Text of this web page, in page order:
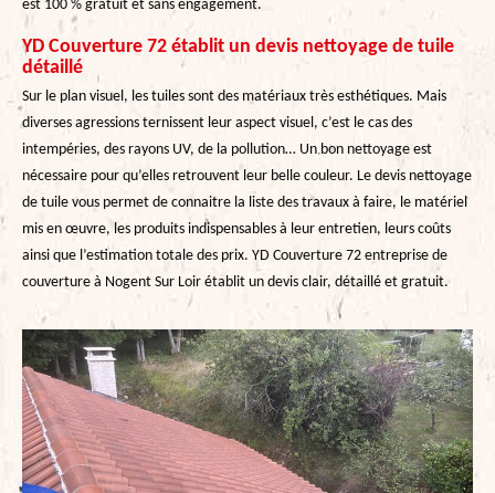
est 100 % gratuit et sans engagement.
YD Couverture 72 établit un devis nettoyage de tuile
détaillé
Sur le plan visuel, les tuiles sont des matériaux très esthétiques. Mais
diverses agressions ternissent leur aspect visuel, c’est le cas des
intempéries, des rayons UV, de la pollution… Un bon nettoyage est
nécessaire pour qu’elles retrouvent leur belle couleur. Le devis nettoyage
de tuile vous permet de connaitre la liste des travaux à faire, le matériel
mis en œuvre, les produits indispensables à leur entretien, leurs coûts
ainsi que l’estimation totale des prix. YD Couverture 72 entreprise de
couverture à Nogent Sur Loir établit un devis clair, détaillé et gratuit.